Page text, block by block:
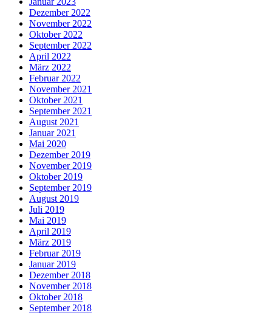
Dezember 2022
November 2022
Oktober 2022
September 2022
April 2022
März 2022
Februar 2022
November 2021
Oktober 2021
September 2021
August 2021
Januar 2021
Mai 2020
Dezember 2019
November 2019
Oktober 2019
September 2019
August 2019
Juli 2019
Mai 2019
April 2019
März 2019
Februar 2019
Januar 2019
Dezember 2018
November 2018
Oktober 2018
September 2018